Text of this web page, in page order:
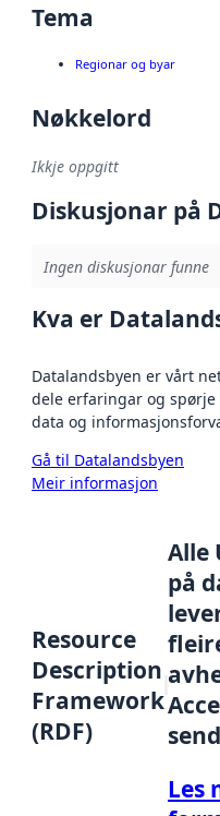
Tema
Regionar og byar
Nøkkelord
Ikkje oppgitt
Diskusjonar på
Ingen diskusjonar funne
Kva er
Datalandsbyen er vårt
dele erfaringar og
data og
Gå til Datalandsbyen
Meir informasjon
Resource
Description
Framework
(RDF)
Alle
på
Les